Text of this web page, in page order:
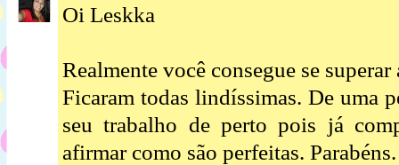
Oi Leskka
Realmente você consegue se superar
Ficaram todas lindíssimas. De uma
seu trabalho de perto pois já
afirmar como são perfeitas. Parabéns.